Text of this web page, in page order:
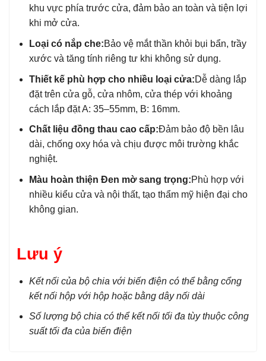
khu vực phía trước cửa, đảm bảo an toàn và tiện lợi
khi mở cửa.
Loại có nắp che:Bảo vệ mắt thần khỏi bụi bẩn, trầy
xước và tăng tính riêng tư khi không sử dụng.
Thiết kế phù hợp cho nhiều loại cửa:Dễ dàng lắp
đặt trên cửa gỗ, cửa nhôm, cửa thép với khoảng
cách lắp đặt A: 35–55mm, B: 16mm.
Chất liệu đồng thau cao cấp:Đảm bảo độ bền lâu
dài, chống oxy hóa và chịu được môi trường khắc
nghiệt.
Màu hoàn thiện Đen mờ sang trọng:Phù hợp với
nhiều kiểu cửa và nội thất, tạo thẩm mỹ hiện đại cho
không gian.
Lưu ý
Kết nối của bộ chia với biến điện có thể bằng cổng
kết nối hộp với hộp hoặc bằng dây nối dài
Số lượng bộ chia có thể kết nối tối đa tùy thuộc công
suất tối đa của biến điện